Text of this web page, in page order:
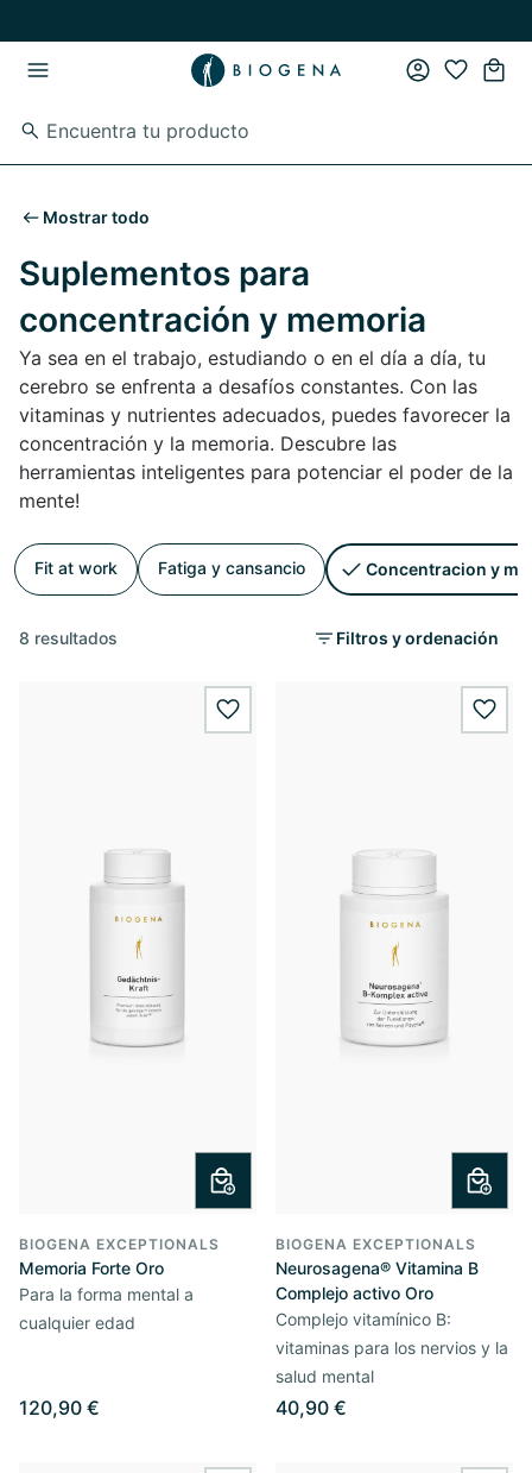
Mostrar todo
Suplementos para
concentración y memoria
Ya sea en el trabajo, estudiando o en el día a día, tu
cerebro se enfrenta a desafíos constantes. Con las
vitaminas y nutrientes adecuados, puedes favorecer la
concentración y la memoria. Descubre las
herramientas inteligentes para potenciar el poder de la
mente!
Fit at work Fatiga y cansancio Concentracion y
8 resultados Filtros y ordenación
wishlist.add
BIOGENA EXCEPTIONALS
Memoria Forte Oro
Para la forma mental a
cualquier edad
120,90 €
BIOGENA EXCEPTIONALS
Neurosagena® Vitamina B
Complejo activo Oro
Complejo vitamínico B:
vitaminas para los nervios y la
salud mental
40,90 €